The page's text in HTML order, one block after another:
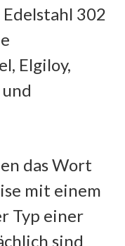
302
Elgiloy,
das Wort
mit einem
Typ einer
sind